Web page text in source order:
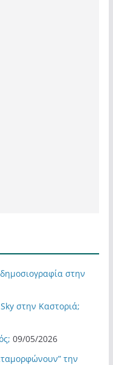
στην
στην Καστοριά;
09/05/2026
την